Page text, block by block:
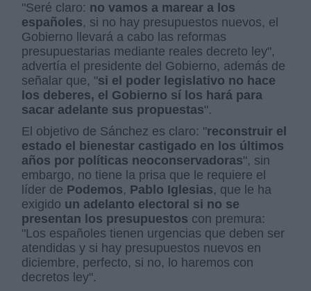
"Seré claro: no vamos a marear a los
españoles, si no hay presupuestos nuevos, el
Gobierno llevará a cabo las reformas
presupuestarias mediante reales decreto ley",
advertía el presidente del Gobierno, además de
señalar que, "si el poder legislativo no hace
los deberes, el Gobierno sí los hará para
sacar adelante sus propuestas".
El objetivo de Sánchez es claro: "reconstruir el
estado el bienestar castigado en los últimos
años por políticas neoconservadoras", sin
embargo, no tiene la prisa que le requiere el
líder de Podemos, Pablo Iglesias, que le ha
exigido un adelanto electoral si no se
presentan los presupuestos con premura:
"Los españoles tienen urgencias que deben ser
atendidas y si hay presupuestos nuevos en
diciembre, perfecto, si no, lo haremos con
decretos ley".